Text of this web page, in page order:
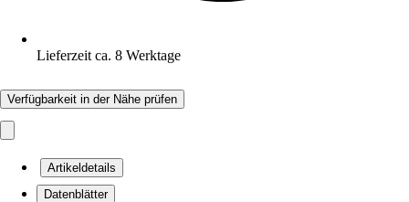
Lieferzeit ca. 8 Werktage
Verfügbarkeit in der Nähe prüfen
Artikeldetails
Datenblätter